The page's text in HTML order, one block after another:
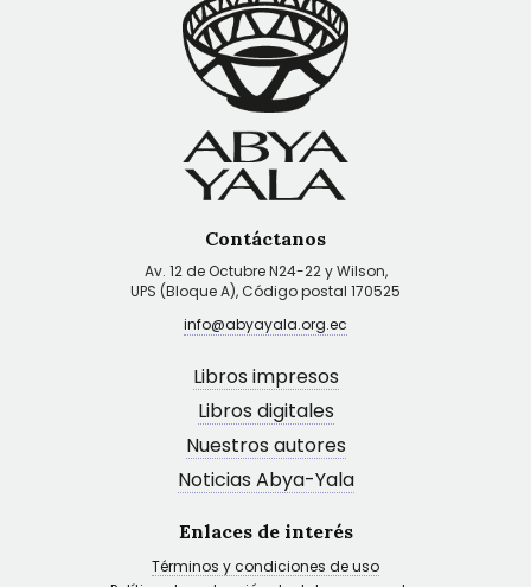
Contáctanos
Av. 12 de Octubre N24-22 y Wilson,
UPS (Bloque A), Código postal 170525
info@abyayala.org.ec
Libros impresos
Libros digitales
Nuestros autores
Noticias Abya-Yala
Enlaces de interés
Términos y condiciones de uso